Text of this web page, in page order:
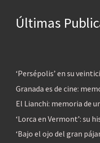
Últimas
‘Persépolis’ en su
Granada es de cine:
El Lianchi: memoria de
‘Lorca en Vermont’: su
‘Bajo el ojo del gran